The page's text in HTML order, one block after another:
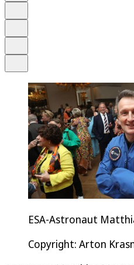
ESA-Astronaut
Copyright: Arton